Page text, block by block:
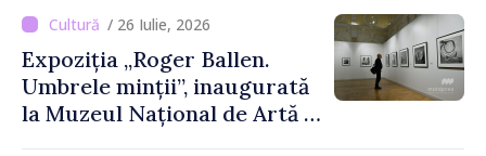
/ 26 Iulie, 2026
Expoziția „Roger Ballen.
Umbrele minții”, inaugurată
la Muzeul Național de Artă al